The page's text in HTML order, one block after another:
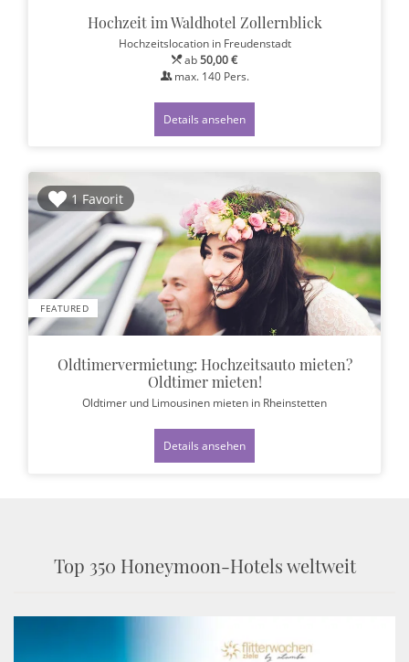
Hochzeit im Waldhotel Zollernblick
Hochzeitslocation in Freudenstadt
ab50,00 €
max. 140Pers.
Details ansehen
1 Favorit
FEATURED
Oldtimervermietung: Hochzeitsauto mieten?
Oldtimer mieten!
Oldtimer und Limousinen mieten in Rheinstetten
Details ansehen
Top 350 Honeymoon-Hotels weltweit